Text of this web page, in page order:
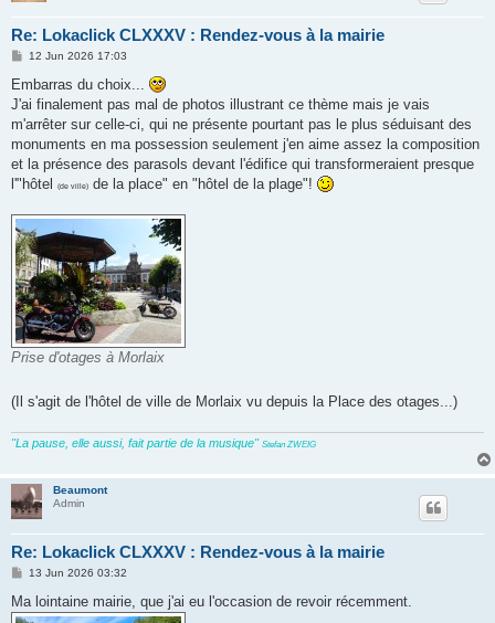
Re: Lokaclick CLXXXV : Rendez-vous à la mairie
P
s
12 Jun 2026 17:03
Embarras du choix...
J'ai finalement pas mal de photos illustrant ce thème mais je vais
m'arrêter sur celle-ci, qui ne présente pourtant pas le plus séduisant des
monuments en ma possession seulement j'en aime assez la composition
et la présence des parasols devant l'édifice qui transformeraient presque
l'"hôtel
(de ville) de la place" en "hôtel de la plage"!
Prise d'otages à Morlaix
(Il s'agit de l'hôtel de ville de Morlaix vu depuis la Place des otages...)
"La pause, elle aussi, fait partie de la musique" Stefan ZWEIG
Beaumont
Admin
Re: Lokaclick CLXXXV : Rendez-vous à la mairie
P
s
t
13 Jun 2026 03:32
Ma lointaine mairie, que j'ai eu l'occasion de revoir récemment.